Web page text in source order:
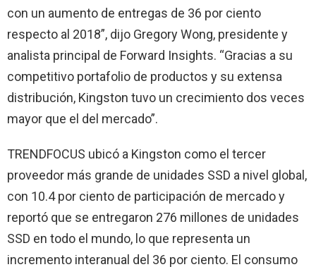
con un aumento de entregas de 36 por ciento
respecto al 2018”, dijo Gregory Wong, presidente y
analista principal de Forward Insights. “Gracias a su
competitivo portafolio de productos y su extensa
distribución, Kingston tuvo un crecimiento dos veces
mayor que el del mercado”.
TRENDFOCUS ubicó a Kingston como el tercer
proveedor más grande de unidades SSD a nivel global,
con 10.4 por ciento de participación de mercado y
reportó que se entregaron 276 millones de unidades
SSD en todo el mundo, lo que representa un
incremento interanual del 36 por ciento. El consumo